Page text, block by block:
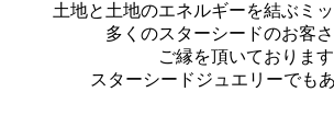
土地と土地のエネルギーを結ぶミ
多くのスターシードのお客
ご縁を頂いております
スターシードジュエリーでも